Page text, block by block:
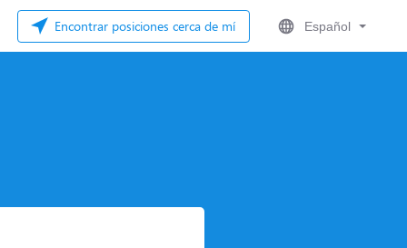
Encontrar posiciones cerca de mí Español